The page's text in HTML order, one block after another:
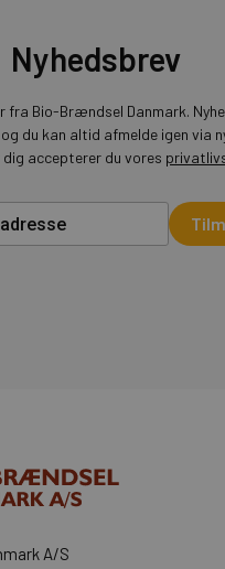
Nyhedsbrev
fra Bio-Brændsel Danmark.
du kan altid afmelde igen via
accepterer du vores
A/S